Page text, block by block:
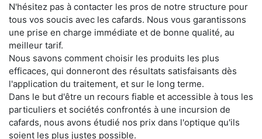
N'hésitez pas à contacter les pros de notre structure pour
tous vos soucis avec les cafards. Nous vous garantissons
une prise en charge immédiate et de bonne qualité, au
meilleur tarif.
Nous savons comment choisir les produits les plus
efficaces, qui donneront des résultats satisfaisants dès
l'application du traitement, et sur le long terme.
Dans le but d'être un recours fiable et accessible à tous les
particuliers et sociétés confrontés à une incursion de
cafards, nous avons étudié nos prix dans l'optique qu'ils
soient les plus justes possible.